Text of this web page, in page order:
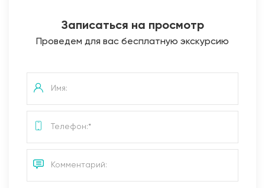
Записаться на просмотр
Проведем для вас бесплатную экскурсию